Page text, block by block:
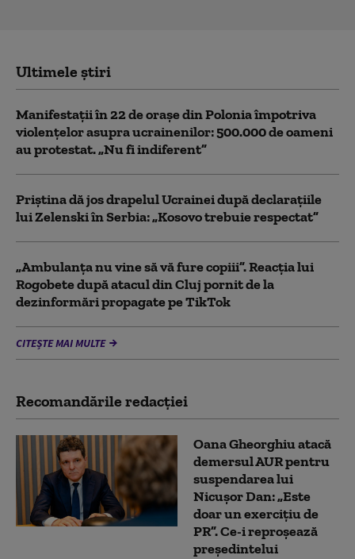
Ultimele știri
Manifestații în 22 de orașe din Polonia împotriva
violențelor asupra ucrainenilor: 500.000 de oameni
au protestat. „Nu fi indiferent”
Priștina dă jos drapelul Ucrainei după declarațiile
lui Zelenski în Serbia: „Kosovo trebuie respectat”
„Ambulanța nu vine să vă fure copiii”. Reacția lui
Rogobete după atacul din Cluj pornit de la
dezinformări propagate pe TikTok
CITEȘTE MAI MULTE
Recomandările redacţiei
Oana Gheorghiu atacă
demersul AUR pentru
suspendarea lui
Nicușor Dan: „Este
doar un exercițiu de
PR”. Ce-i reproșează
președintelui